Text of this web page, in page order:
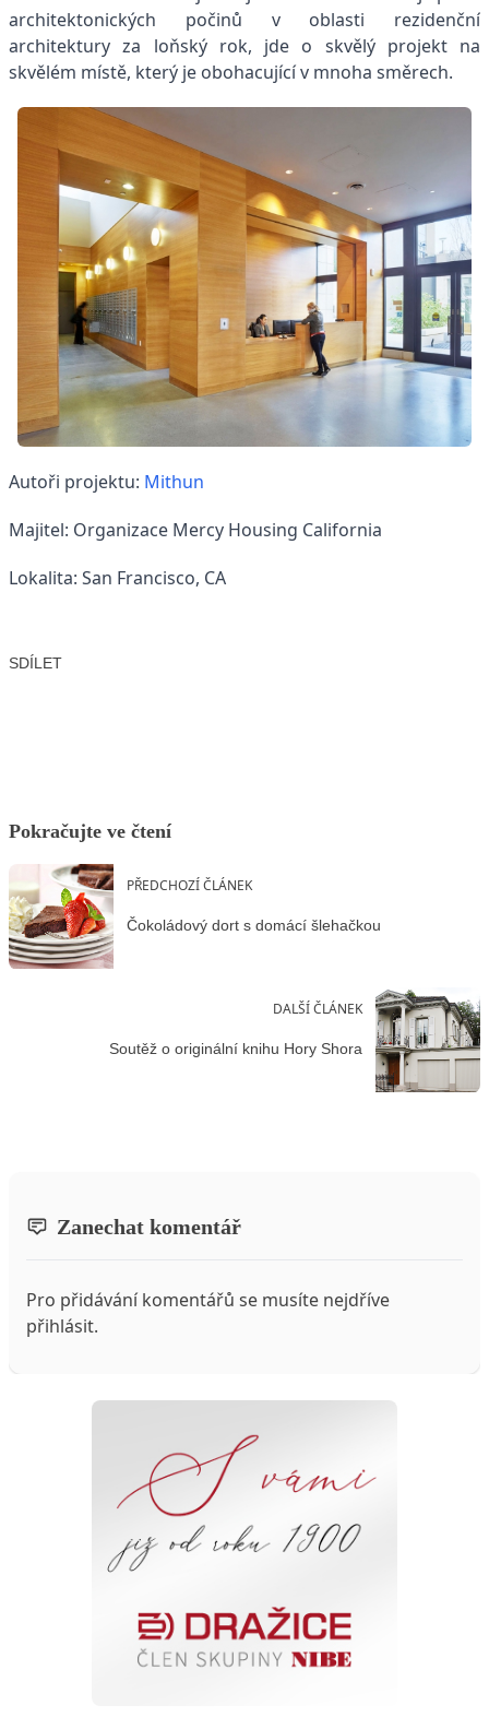
architektonických počinů v oblasti rezidenční
architektury za loňský rok, jde o skvělý projekt na
skvělém místě, který je obohacující v mnoha směrech.
Autoři projektu: Mithun
Majitel: Organizace Mercy Housing California
Lokalita: San Francisco, CA
SDÍLET
Pokračujte ve čtení
PŘEDCHOZÍ ČLÁNEK
Čokoládový dort s domácí šlehačkou
DALŠÍ ČLÁNEK
Soutěž o originální knihu Hory Shora
Zanechat komentář
Pro přidávání komentářů se musíte nejdříve
přihlásit.